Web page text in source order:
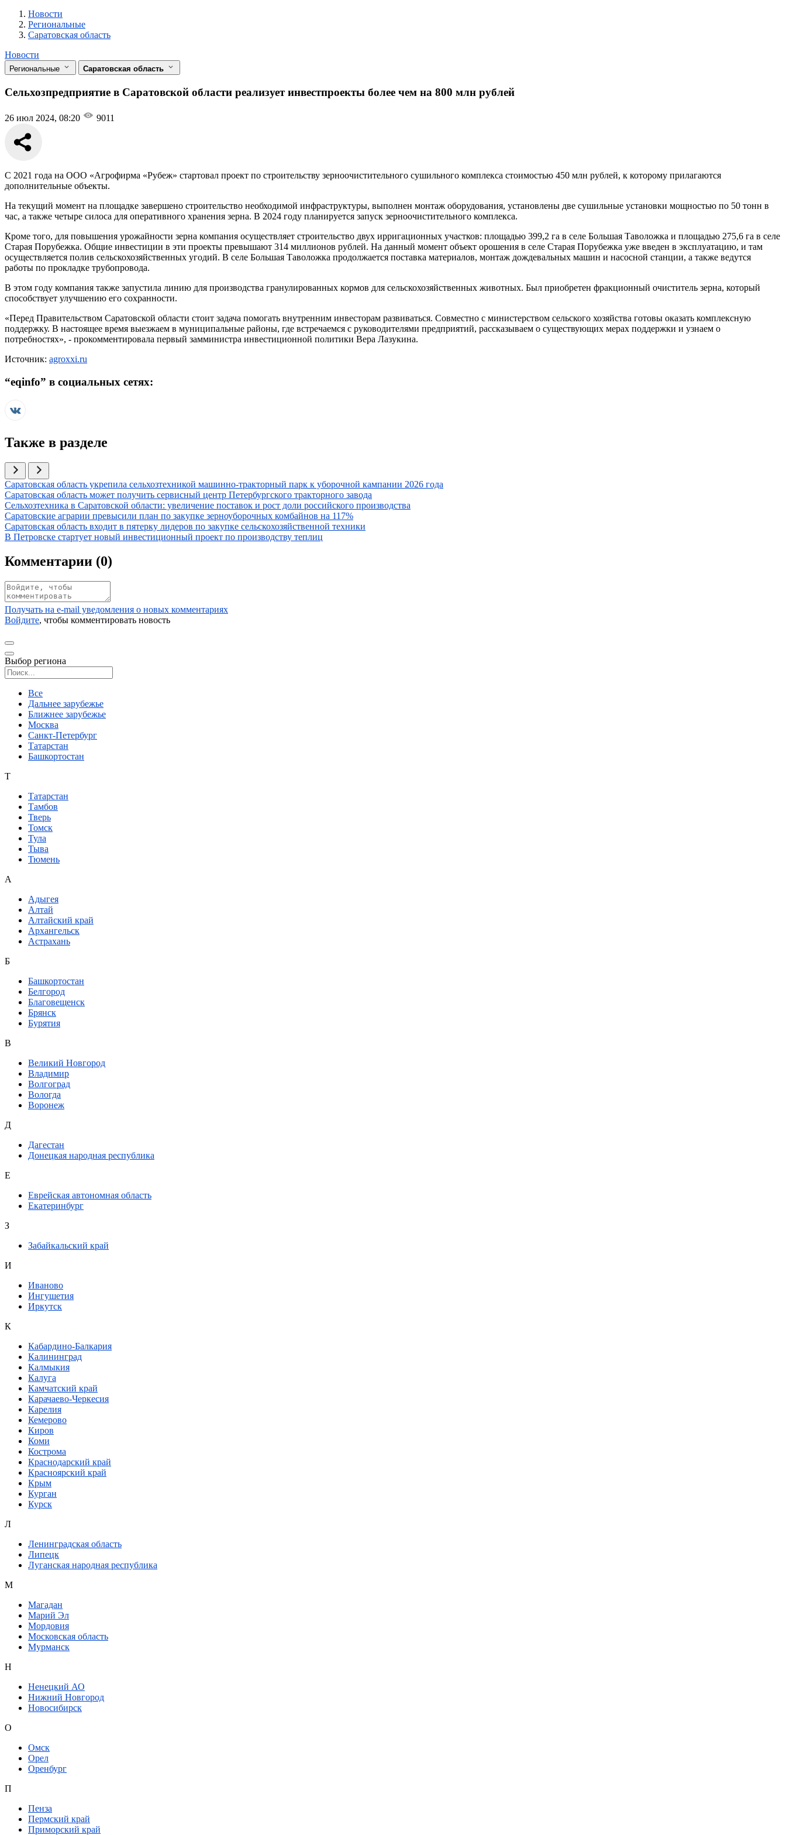
Новости
Разделы
Новости
Региональные
Саратовская область
Новости
Региональные Саратовская область
Сельхозпредприятие в Саратовской области реализует инвестпроекты более чем на 800 млн рублей
26 июл 2024, 08:20 9011
С 2021 года на ООО «Агрофирма «Рубеж» стартовал проект по строительству зерноочистительного сушильного комплекса стоимостью 450 млн рублей, к которому прилагаются
дополнительные объекты.
На текущий момент на площадке завершено строительство необходимой инфраструктуры, выполнен монтаж оборудования, установлены две сушильные установки мощностью по 50 тонн в
час, а также четыре силоса для оперативного хранения зерна. В 2024 году планируется запуск зерноочистительного комплекса.
Кроме того, для повышения урожайности зерна компания осуществляет строительство двух ирригационных участков: площадью 399,2 га в селе Большая Таволожка и площадью 275,6 га в селе
Старая Порубежка. Общие инвестиции в эти проекты превышают 314 миллионов рублей. На данный момент объект орошения в селе Старая Порубежка уже введен в эксплуатацию, и там
осуществляется полив сельскохозяйственных угодий. В селе Большая Таволожка продолжается поставка материалов, монтаж дождевальных машин и насосной станции, а также ведутся
работы по прокладке трубопровода.
В этом году компания также запустила линию для производства гранулированных кормов для сельскохозяйственных животных. Был приобретен фракционный очиститель зерна, который
способствует улучшению его сохранности.
«Перед Правительством Саратовской области стоит задача помогать внутренним инвесторам развиваться. Совместно с министерством сельского хозяйства готовы оказать комплексную
поддержку. В настоящее время выезжаем в муниципальные районы, где встречаемся с руководителями предприятий, рассказываем о существующих мерах поддержки и узнаем о
потребностях», - прокомментировала первый замминистра инвестиционной политики Вера Лазукина.
Источник: agroxxi.ru
“eqinfo” в социальных сетях:
Также в разделе
Иллюстрация новости
Саратовская область укрепила сельхозтехникой машинно-тракторный парк к уборочной кампании 2026 года
Иллюстрация новости
Саратовская область может получить сервисный центр Петербургского тракторного завода
Иллюстрация новости
Сельхозтехника в Саратовской области: увеличение поставок и рост доли российского производства
Иллюстрация новости
Саратовские аграрии превысили план по закупке зерноуборочных комбайнов на 117%
Иллюстрация новости
Саратовская область входит в пятерку лидеров по закупке сельскохозяйственной техники
Иллюстрация новости
В Петровске стартует новый инвестиционный проект по производству теплиц
Комментарии (0)
Получать на e‑mail уведомления о новых комментариях
Войдите, чтобы комментировать новость
Выбор региона
Все
Дальнее зарубежье
Ближнее зарубежье
Москва
Санкт-Петербург
Татарстан
Башкортостан
Т
Татарстан
Тамбов
Тверь
Томск
Тула
Тыва
Тюмень
А
Адыгея
Алтай
Алтайский край
Архангельск
Астрахань
Б
Башкортостан
Белгород
Благовещенск
Брянск
Бурятия
В
Великий Новгород
Владимир
Волгоград
Вологда
Воронеж
Д
Дагестан
Донецкая народная республика
Е
Еврейская автономная область
Екатеринбург
З
Забайкальский край
И
Иваново
Ингушетия
Иркутск
К
Кабардино-Балкария
Калининград
Калмыкия
Калуга
Камчатский край
Карачаево-Черкесия
Карелия
Кемерово
Киров
Коми
Кострома
Краснодарский край
Красноярский край
Крым
Курган
Курск
Л
Ленинградская область
Липецк
Луганская народная республика
М
Магадан
Марий Эл
Мордовия
Московская область
Мурманск
Н
Ненецкий АО
Нижний Новгород
Новосибирск
О
Омск
Орел
Оренбург
П
Пенза
Пермский край
Приморский край